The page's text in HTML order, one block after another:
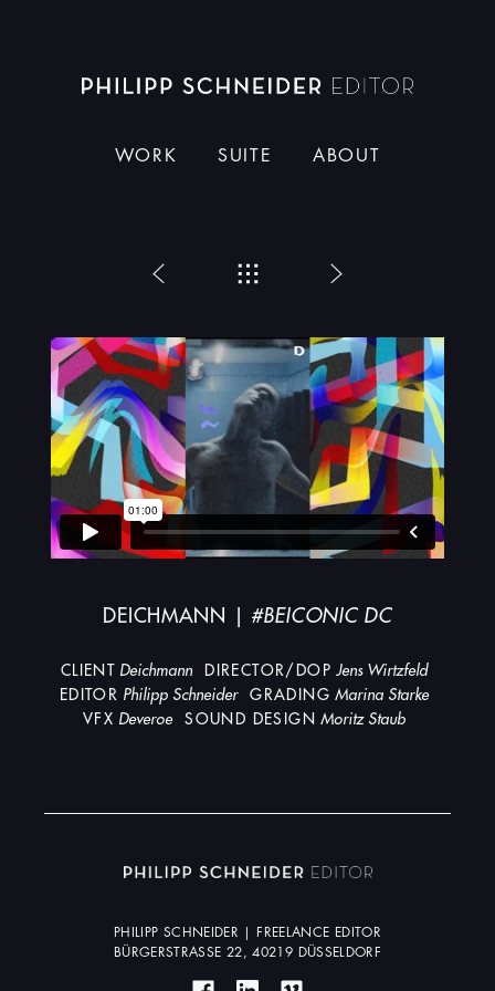
Dieser Schneider
WORK SUITE ABOUT
DEICHMANN | #BEICONIC DC
CLIENT Deichmann DIRECTOR/DOP Jens Wirtzfeld
EDITOR Philipp Schneider GRADING Marina Starke
VFX Deveroe SOUND DESIGN Moritz Staub
PHILIPP SCHNEIDER | FREELANCE EDITOR
BÜRGERSTRASSE 22, 40219 DÜSSELDORF